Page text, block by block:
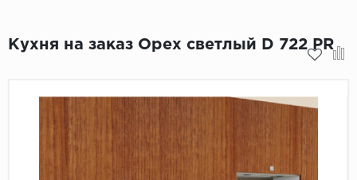
Кухонный фартук
Декоры ЛДСП для мебели
Декоры обоев под мебель
Кухня на заказ Орех светлый D 722 PR